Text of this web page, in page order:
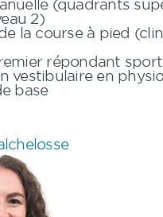
(quadrants
2)
la course à pied
répondant
vestibulaire en
base